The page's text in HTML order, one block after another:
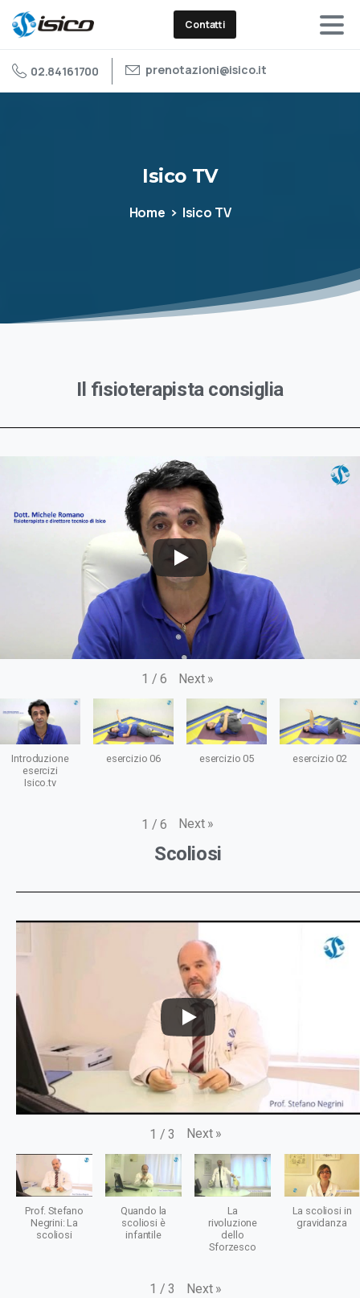
Contatti
02.84161700 prenotazioni@isico.it
Isico TV
Home Isico TV
Il fisioterapista consiglia
1 / 6 Next »
Introduzione
esercizi
Isico.tv
esercizio 06 esercizio 05 esercizio 02
1 / 6 Next »
Scoliosi
1 / 3 Next »
Prof. Stefano
Negrini: La
scoliosi
Quando la
scoliosi è
infantile
La
rivoluzione
dello
Sforzesco
La scoliosi in
gravidanza
1 / 3 Next »